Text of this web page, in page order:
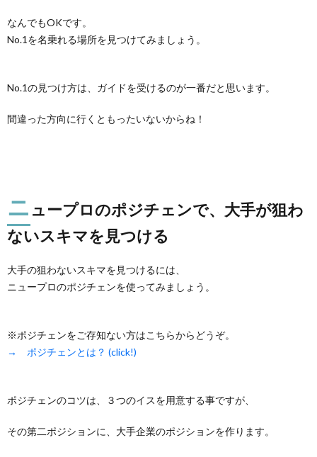
なんでもOKです。
No.1を名乗れる場所を見つけてみましょう。
No.1の見つけ方は、ガイドを受けるのが一番だと思います。
間違った方向に行くともったいないからね！
ニ ュープロのポジチェンで、大手が狙わ
ないスキマを見つける
大手の狙わないスキマを見つけるには、
ニュープロのポジチェンを使ってみましょう。
※ポジチェンをご存知ない方はこちらからどうぞ。
→ ポジチェンとは？ (click!)
ポジチェンのコツは、３つのイスを用意する事ですが、
その第二ポジションに、大手企業のポジションを作ります。